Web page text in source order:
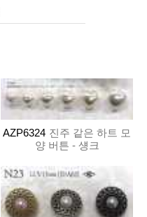
AZP6324 진주 같은 하트 모
양 버튼 - 섕크